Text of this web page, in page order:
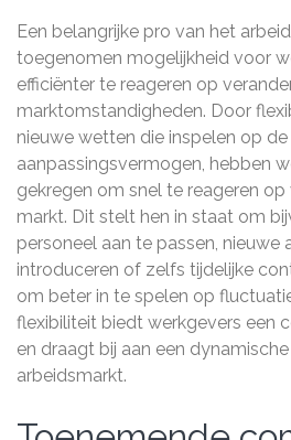
Een belangrijke pro van het
toegenomen mogelijkheid voor
efficiënter te reageren op
marktomstandigheden. Door
nieuwe wetten die inspelen op
aanpassingsvermogen, hebben
gekregen om snel te reageren
markt. Dit stelt hen in staat om
personeel aan te passen,
introduceren of zelfs tijdelijke
om beter in te spelen op
flexibiliteit biedt werkgevers een
en draagt bij aan een
arbeidsmarkt.